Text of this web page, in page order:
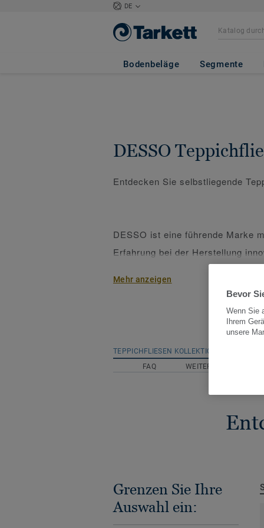
DE
Bodenbeläge Segmente
DESSO
Entdecken Sie selbstliegende
DESSO ist eine führende Marke
Erfahrung bei der Herstellung
Zuge unserer
Schwerpunkte Kreativität,
Cradle® (C2C)-Design stützt,
Teppichfliesen an, die einen
Gesundheit und zu einem
leisten.
Mit einer umfangreichen
kombinieren. Dadurch ist es
angepasste und zugleich
unterschiedlichsten Nutzbereiche
Mehr anzeigen
TEPPICHFLIESEN KOLLEKTIONEN
FAQ
WEITERE THEMEN
Grenzen Sie Ihre
Auswahl ein:
Bevor
Wenn Sie
Ihrem
unsere